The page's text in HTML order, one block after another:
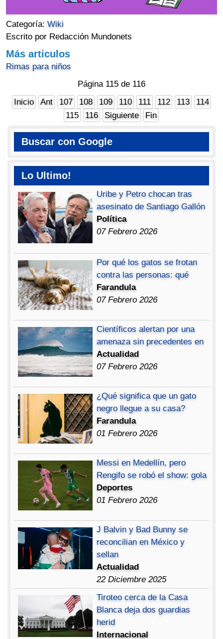
Categoría:Wiki
Escrito por Redacción Mundonets
Más articulos
Rimas para niños
Página 115 de 116
Inicio
Ant 107 108 109 110 111 112 113
114
115
116 Siguiente Fin
Buscar con Google
Lo Ultimo!
Uribe y Petro chocan tras
asesinato de Santiago Gallón
Política
07 Febrero 2026
Por qué los gatos se frotan
contra las personas: qué
Farandula
07 Febrero 2026
Científicos alertan por una
amenaza sin precedentes en
Actualidad
07 Febrero 2026
¿Qué significa que un gato
negro llegue a su casa?
Farandula
01 Febrero 2026
Messi en Medellín, pero
Rengifo se robó el show: gola
Deportes
01 Febrero 2026
J Balvin y Bad Bunny se
reconcilian en México y
sellan
Actualidad
22 Diciembre 2025
Tiroteo cerca de la Casa
Blanca deja dos guardias
herid
Internacional